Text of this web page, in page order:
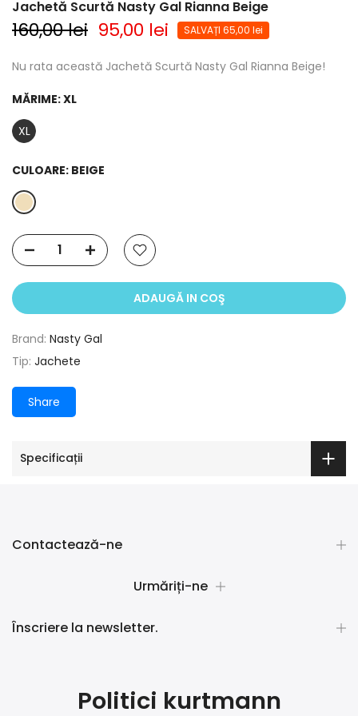
Jachetă Scurtă Nasty Gal Rianna Beige
160,00 lei 95,00 lei SALVAȚI 65,00 lei
Nu rata această Jachetă Scurtă Nasty Gal Rianna Beige!
MĂRIME:XL
XL
CULOARE: BEIGE
ADAUGĂ IN COŞ
Brand: Nasty Gal
Tip: Jachete
Share
Specificații
Contactează-ne
Urmăriți-ne
Înscriere la newsletter.
Politici kurtmann